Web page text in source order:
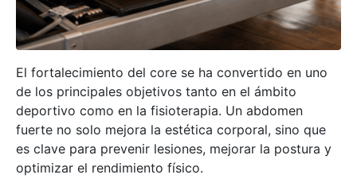
El fortalecimiento del core se ha convertido en uno
de los principales objetivos tanto en el ámbito
deportivo como en la fisioterapia. Un abdomen
fuerte no solo mejora la estética corporal, sino que
es clave para prevenir lesiones, mejorar la postura y
optimizar el rendimiento físico.